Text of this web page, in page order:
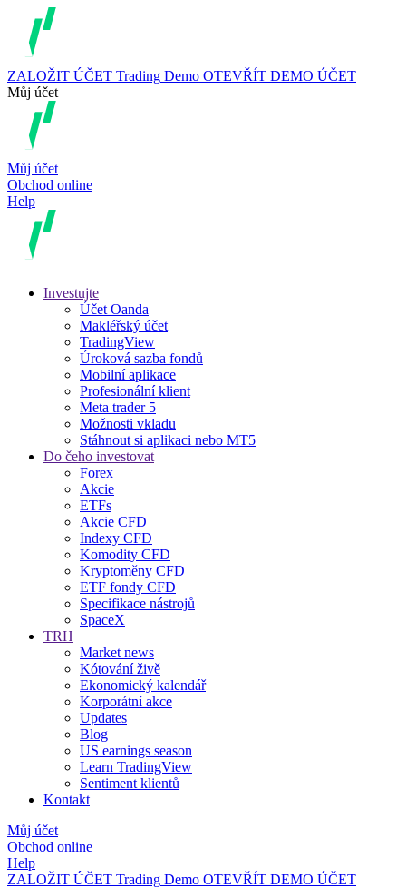
ZALOŽIT ÚČET Trading Demo OTEVŘÍT DEMO ÚČET
Můj účet
Můj účet
Obchod online
Help
Investujte
Účet Oanda
Makléřský účet
TradingView
Úroková sazba fondů
Mobilní aplikace
Profesionální klient
Meta trader 5
Možnosti vkladu
Stáhnout si aplikaci nebo MT5
Do čeho investovat
Forex
Akcie
ETFs
Akcie CFD
Indexy CFD
Komodity CFD
Kryptoměny CFD
ETF fondy CFD
Specifikace nástrojů
SpaceX
TRH
Market news
Kótování živě
Ekonomický kalendář
Korporátní akce
Updates
Blog
US earnings season
Learn TradingView
Sentiment klientů
Kontakt
Můj účet
Obchod online
Help
ZALOŽIT ÚČET Trading Demo OTEVŘÍT DEMO ÚČET